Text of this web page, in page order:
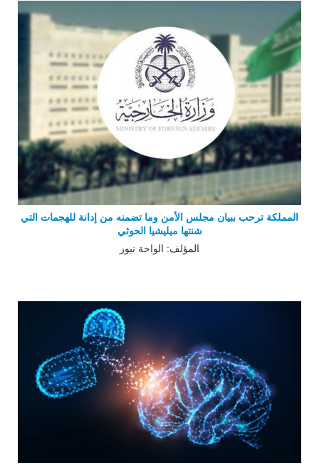
المملكة ترحب ببيان مجلس الأمن وما تضمنه من إدانة للهجمات التي
شنتها ميليشيا الحوثي
المؤلف: الواحة نيوز